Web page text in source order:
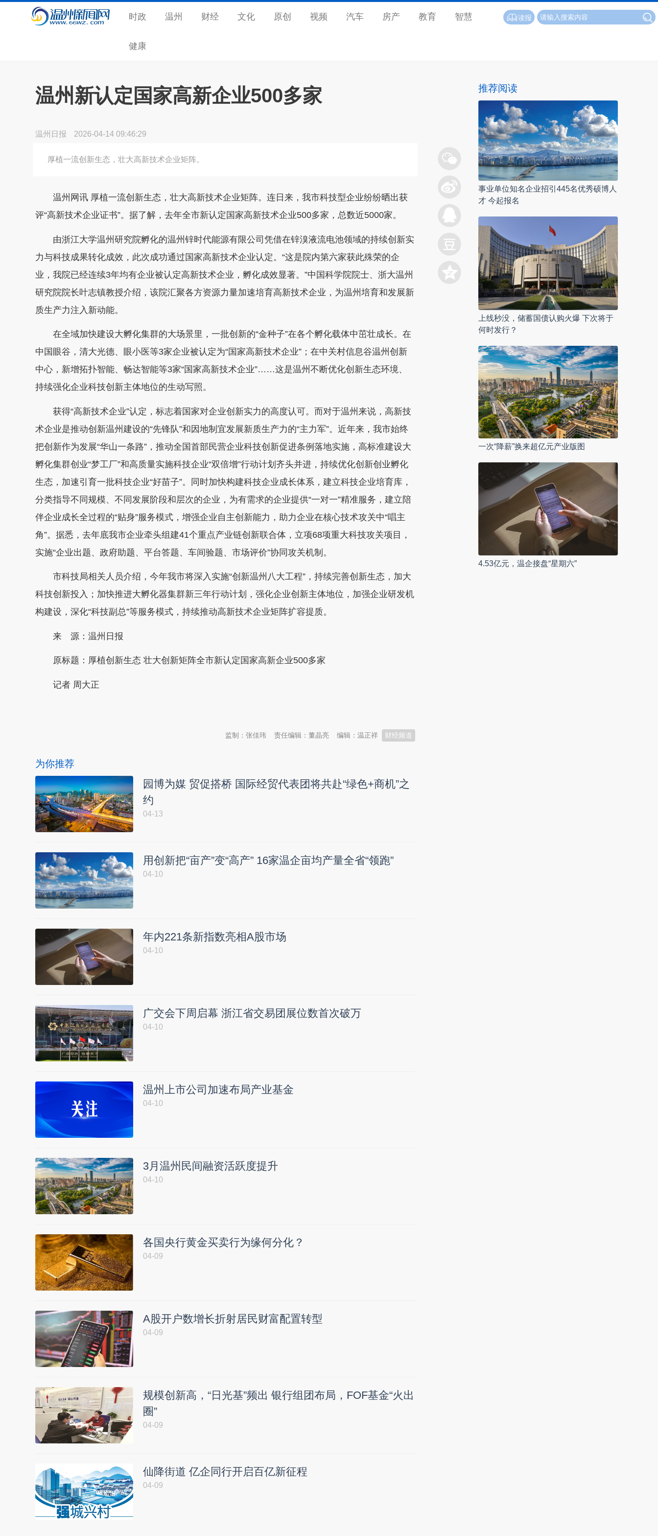
时政 温州 财经 文化 原创 视频 汽车 房产 教育 智慧
健康
读报
温州新认定国家高新企业500多家
温州日报 2026-04-14 09:46:29
厚植一流创新生态，壮大高新技术企业矩阵。
温州网讯 厚植一流创新生态，壮大高新技术企业矩阵。连日来，我市科技型企业纷纷晒出获
评“高新技术企业证书”。据了解，去年全市新认定国家高新技术企业500多家，总数近5000家。
由浙江大学温州研究院孵化的温州锌时代能源有限公司凭借在锌溴液流电池领域的持续创新实
力与科技成果转化成效，此次成功通过国家高新技术企业认定。“这是院内第六家获此殊荣的企
业，我院已经连续3年均有企业被认定高新技术企业，孵化成效显著。”中国科学院院士、浙大温州
研究院院长叶志镇教授介绍，该院汇聚各方资源力量加速培育高新技术企业，为温州培育和发展新
质生产力注入新动能。
在全域加快建设大孵化集群的大场景里，一批创新的“金种子”在各个孵化载体中茁壮成长。在
中国眼谷，清大光德、眼小医等3家企业被认定为“国家高新技术企业”；在中关村信息谷温州创新
中心，新增拓扑智能、畅达智能等3家“国家高新技术企业”……这是温州不断优化创新生态环境、
持续强化企业科技创新主体地位的生动写照。
获得“高新技术企业”认定，标志着国家对企业创新实力的高度认可。而对于温州来说，高新技
术企业是推动创新温州建设的“先锋队”和因地制宜发展新质生产力的“主力军”。近年来，我市始终
把创新作为发展“华山一条路”，推动全国首部民营企业科技创新促进条例落地实施，高标准建设大
孵化集群创业“梦工厂”和高质量实施科技企业“双倍增”行动计划齐头并进，持续优化创新创业孵化
生态，加速引育一批科技企业“好苗子”。同时加快构建科技企业成长体系，建立科技企业培育库，
分类指导不同规模、不同发展阶段和层次的企业，为有需求的企业提供“一对一”精准服务，建立陪
伴企业成长全过程的“贴身”服务模式，增强企业自主创新能力，助力企业在核心技术攻关中“唱主
角”。据悉，去年底我市企业牵头组建41个重点产业链创新联合体，立项68项重大科技攻关项目，
实施“企业出题、政府助题、平台答题、车间验题、市场评价”协同攻关机制。
市科技局相关人员介绍，今年我市将深入实施“创新温州八大工程”，持续完善创新生态，加大
科技创新投入；加快推进大孵化器集群新三年行动计划，强化企业创新主体地位，加强企业研发机
构建设，深化“科技副总”等服务模式，持续推动高新技术企业矩阵扩容提质。
来 源：温州日报
原标题： 厚植创新生态 壮大创新矩阵全市新认定国家高新企业500多家
记者 周大正
财经频道
编辑：温正祥
责任编辑：董晶亮
监制：张佳玮
为你推荐
园博为媒 贸促搭桥 国际经贸代表团将共赴“绿色+商机”之
约
04-13
用创新把“亩产”变“高产” 16家温企亩均产量全省“领跑”
04-10
年内221条新指数亮相A股市场
04-10
广交会下周启幕 浙江省交易团展位数首次破万
04-10
温州上市公司加速布局产业基金
04-10
3月温州民间融资活跃度提升
04-10
各国央行黄金买卖行为缘何分化？
04-09
A股开户数增长折射居民财富配置转型
04-09
规模创新高，“日光基”频出 银行组团布局，FOF基金“火出
圈”
04-09
仙降街道 亿企同行开启百亿新征程
04-09
推荐阅读
事业单位知名企业招引445名优秀硕博人
才 今起报名
上线秒没，储蓄国债认购火爆 下次将于
何时发行？
一次“降薪”换来超亿元产业版图
4.53亿元，温企接盘“星期六”